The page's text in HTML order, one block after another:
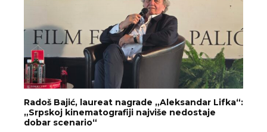
Radoš Bajić, laureat nagrade „Aleksandar Lifka“:
„Srpskoj kinematografiji najviše nedostaje
dobar scenario“